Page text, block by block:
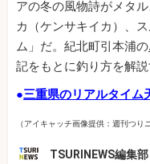
アの冬の風物詩がメタ
カ（ケンサキイカ）、
ム」だ。紀北町引本浦の
記をもとに釣り方を解説
●三重県のリアルタイム
（アイキャッチ画像提供：週刊つり
TSURINEWS編集部